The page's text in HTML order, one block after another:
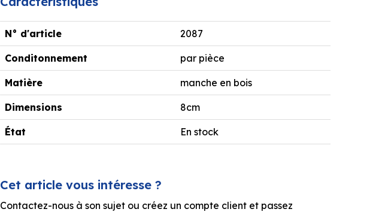
N° d'article 2087
Conditonnement par pièce
Matière manche en bois
Dimensions 8cm
État En stock
Cet article vous intéresse ?
Contactez-nous à son sujet ou créez un compte client et passez